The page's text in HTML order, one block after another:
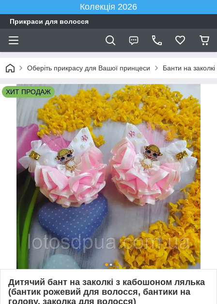
Колекція 2026
Прикраси для волосся
Оберіть прикрасу для Вашої принцеси Банти на заколкі
ХИТ ПРОДАЖ
Дитячий бант на заколкі з кабошоном лялька
(бантик рожевий для волосся, бантики на
голову, заколка для волосся)